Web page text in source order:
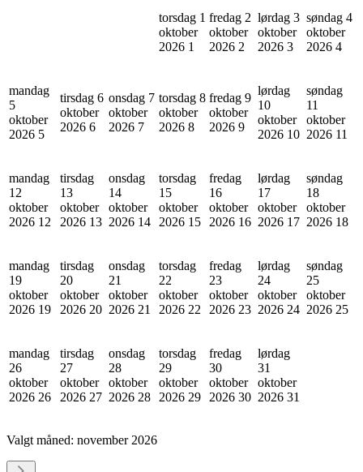
torsdag 1
oktober
2026 1
fredag 2
oktober
2026 2
lørdag 3
oktober
2026 3
søndag 4
oktober
2026 4
mandag
5
oktober
2026 5
tirsdag 6
oktober
2026 6
onsdag 7
oktober
2026 7
torsdag 8
oktober
2026 8
fredag 9
oktober
2026 9
lørdag
10
oktober
2026 10
søndag
11
oktober
2026 11
mandag
12
oktober
2026 12
tirsdag
13
oktober
2026 13
onsdag
14
oktober
2026 14
torsdag
15
oktober
2026 15
fredag
16
oktober
2026 16
lørdag
17
oktober
2026 17
søndag
18
oktober
2026 18
mandag
19
oktober
2026 19
tirsdag
20
oktober
2026 20
onsdag
21
oktober
2026 21
torsdag
22
oktober
2026 22
fredag
23
oktober
2026 23
lørdag
24
oktober
2026 24
søndag
25
oktober
2026 25
mandag
26
oktober
2026 26
tirsdag
27
oktober
2026 27
onsdag
28
oktober
2026 28
torsdag
29
oktober
2026 29
fredag
30
oktober
2026 30
lørdag
31
oktober
2026 31
Valgt måned: november 2026